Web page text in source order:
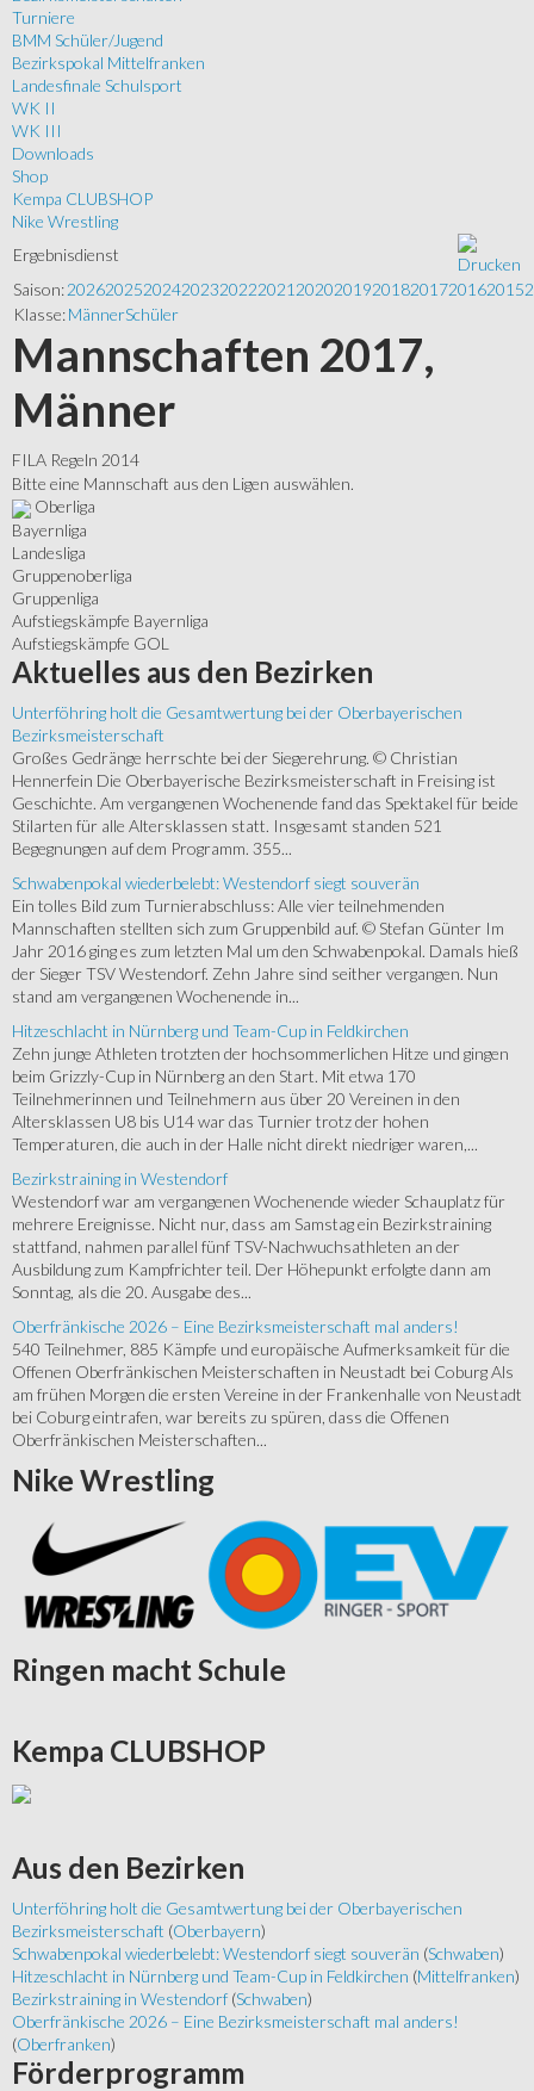
Turniere
BMM Schüler/Jugend
Bezirkspokal Mittelfranken
Landesfinale Schulsport
WK II
WK III
Downloads
Shop
Kempa CLUBSHOP
Nike Wrestling
Ergebnisdienst
Saison:202620252024202320222021 202020192018201720162015
Klasse:MännerSchüler
Mannschaften 2017,
Männer
FILA Regeln 2014
Bitte eine Mannschaft aus den Ligen auswählen.
Oberliga
Bayernliga
Landesliga
Gruppenoberliga
Gruppenliga
Aufstiegskämpfe Bayernliga
Aufstiegskämpfe GOL
Aktuelles aus den Bezirken
Unterföhring holt die Gesamtwertung bei der Oberbayerischen
Bezirksmeisterschaft
Großes Gedränge herrschte bei der Siegerehrung. © Christian
Hennerfein Die Oberbayerische Bezirksmeisterschaft in Freising ist
Geschichte. Am vergangenen Wochenende fand das Spektakel für beide
Stilarten für alle Altersklassen statt. Insgesamt standen 521
Begegnungen auf dem Programm. 355...
Schwabenpokal wiederbelebt: Westendorf siegt souverän
Ein tolles Bild zum Turnierabschluss: Alle vier teilnehmenden
Mannschaften stellten sich zum Gruppenbild auf. © Stefan Günter Im
Jahr 2016 ging es zum letzten Mal um den Schwabenpokal. Damals hieß
der Sieger TSV Westendorf. Zehn Jahre sind seither vergangen. Nun
stand am vergangenen Wochenende in...
Hitzeschlacht in Nürnberg und Team-Cup in Feldkirchen
Zehn junge Athleten trotzten der hochsommerlichen Hitze und gingen
beim Grizzly-Cup in Nürnberg an den Start. Mit etwa 170
Teilnehmerinnen und Teilnehmern aus über 20 Vereinen in den
Altersklassen U8 bis U14 war das Turnier trotz der hohen
Temperaturen, die auch in der Halle nicht direkt niedriger waren,...
Bezirkstraining in Westendorf
Westendorf war am vergangenen Wochenende wieder Schauplatz für
mehrere Ereignisse. Nicht nur, dass am Samstag ein Bezirkstraining
stattfand, nahmen parallel fünf TSV-Nachwuchsathleten an der
Ausbildung zum Kampfrichter teil. Der Höhepunkt erfolgte dann am
Sonntag, als die 20. Ausgabe des...
Oberfränkische 2026 – Eine Bezirksmeisterschaft mal anders!
540 Teilnehmer, 885 Kämpfe und europäische Aufmerksamkeit für die
Offenen Oberfränkischen Meisterschaften in Neustadt bei Coburg Als
am frühen Morgen die ersten Vereine in der Frankenhalle von Neustadt
bei Coburg eintrafen, war bereits zu spüren, dass die Offenen
Oberfränkischen Meisterschaften...
Nike Wrestling
Ringen macht Schule
Kempa CLUBSHOP
Aus den Bezirken
Unterföhring holt die Gesamtwertung bei der Oberbayerischen
Bezirksmeisterschaft (Oberbayern)
Schwabenpokal wiederbelebt: Westendorf siegt souverän (Schwaben)
Hitzeschlacht in Nürnberg und Team-Cup in Feldkirchen (Mittelfranken)
Bezirkstraining in Westendorf (Schwaben)
Oberfränkische 2026 – Eine Bezirksmeisterschaft mal anders!
(Oberfranken)
Förderprogramm